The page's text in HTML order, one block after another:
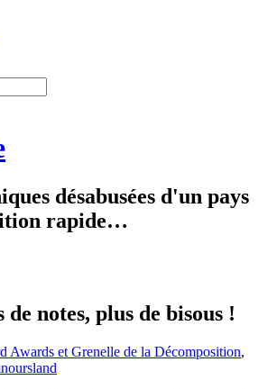
désabusées d'un pays
rapide…
notes, plus de bisous !
Awards et Grenelle de la Décomposition,